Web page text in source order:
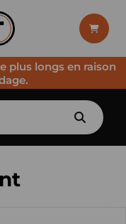
plus longs en raison